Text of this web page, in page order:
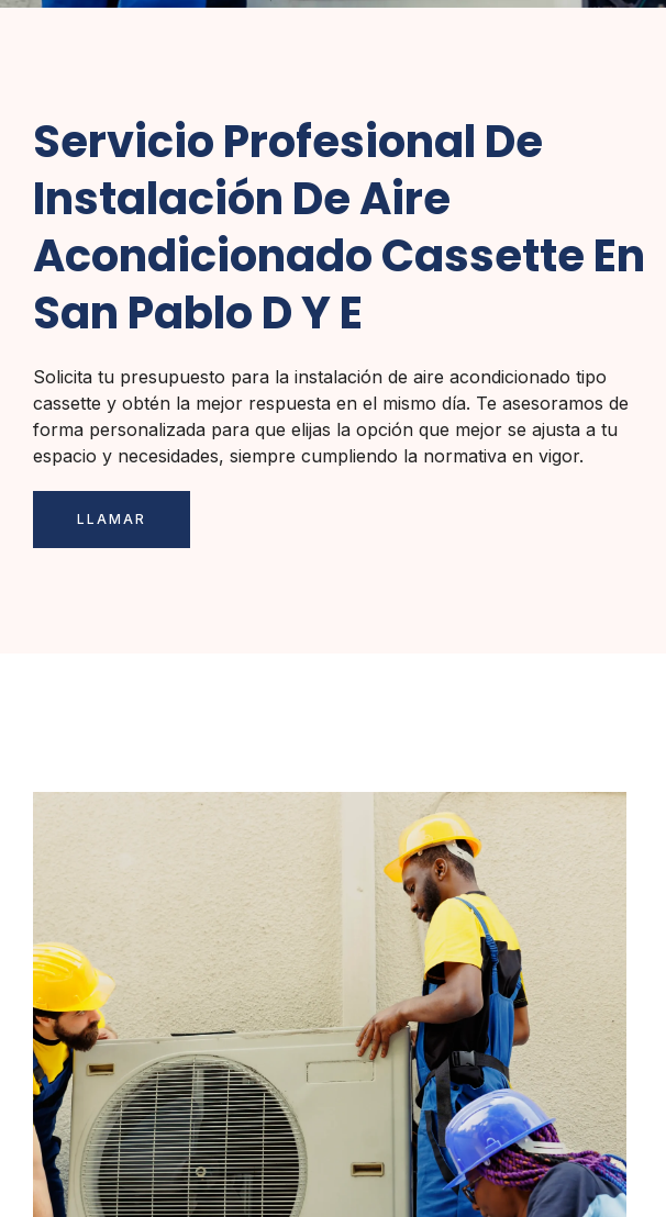
Servicio Profesional De
Instalación De Aire
Acondicionado Cassette En
San Pablo D Y E
Solicita tu presupuesto para la instalación de aire acondicionado tipo
cassette y obtén la mejor respuesta en el mismo día. Te asesoramos de
forma personalizada para que elijas la opción que mejor se ajusta a tu
espacio y necesidades, siempre cumpliendo la normativa en vigor.
LLAMAR